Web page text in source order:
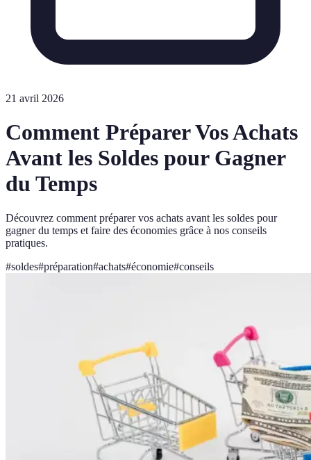
21 avril 2026
Comment Préparer Vos Achats
Avant les Soldes pour Gagner
du Temps
Découvrez comment préparer vos achats avant les soldes pour
gagner du temps et faire des économies grâce à nos conseils
pratiques.
#soldes#préparation#achats#économie#conseils